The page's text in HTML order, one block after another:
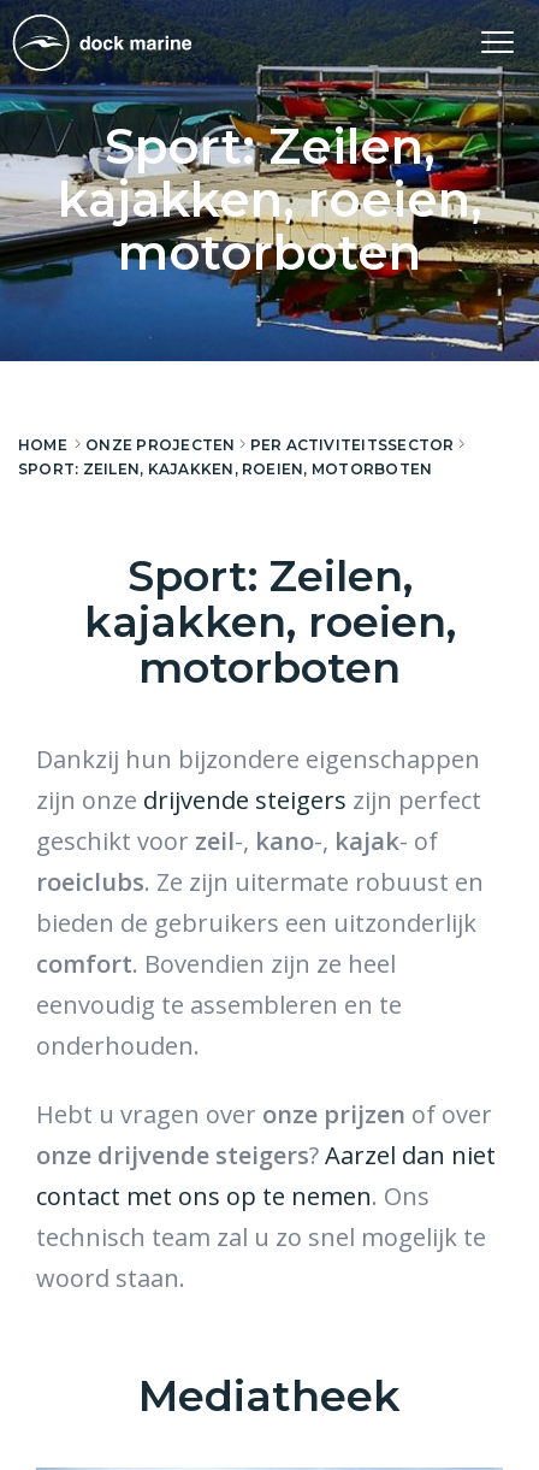
Sport: Zeilen,
kajakken, roeien,
motorboten
HOME ONZE PROJECTEN
PER ACTIVITEITSSECTOR
SPORT: ZEILEN, KAJAKKEN, ROEIEN, MOTORBOTEN
Sport: Zeilen,
kajakken, roeien,
motorboten
Dankzij hun bijzondere eigenschappen
zijn onze drijvende steigers zijn perfect
geschikt voor zeil-, kano-, kajak- of
roeiclubs. Ze zijn uitermate robuust en
bieden de gebruikers een uitzonderlijk
comfort. Bovendien zijn ze heel
eenvoudig te assembleren en te
onderhouden.
Hebt u vragen over onze prijzen of over
onze drijvende steigers?Aarzel dan niet
contact met ons op te nemen. Ons
technisch team zal u zo snel mogelijk te
woord staan.
Mediatheek